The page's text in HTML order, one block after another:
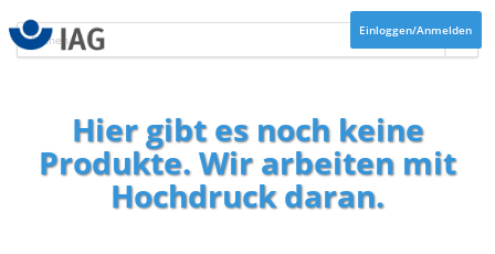
Einloggen/Anmelden
Hier gibt es noch keine
Produkte. Wir arbeiten mit
Hochdruck daran.